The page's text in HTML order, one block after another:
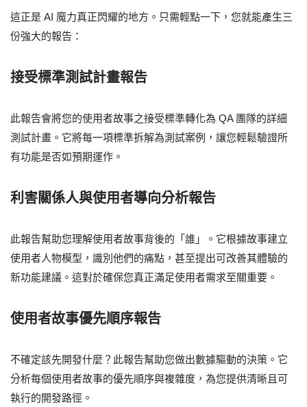
這正是 AI 魔力真正閃耀的地方。只需輕點一下，您就能產生三
份強大的報告：
接受標準測試計畫報告
此報告會將您的使用者故事之接受標準轉化為 QA 團隊的詳細
測試計畫。它將每一項標準拆解為測試案例，讓您輕鬆驗證所
有功能是否如預期運作。
利害關係人與使用者導向分析報告
此報告幫助您理解使用者故事背後的「誰」。它根據故事建立
使用者人物模型，識別他們的痛點，甚至提出可改善其體驗的
新功能建議。這對於確保您真正滿足使用者需求至關重要。
使用者故事優先順序報告
不確定該先開發什麼？此報告幫助您做出數據驅動的決策。它
分析每個使用者故事的優先順序與複雜度，為您提供清晰且可
執行的開發路徑。